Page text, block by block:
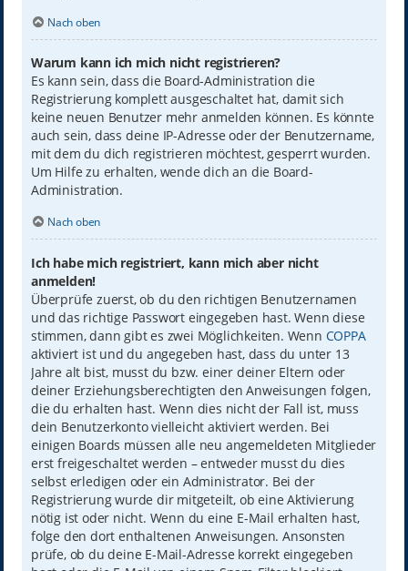
Nach oben
Warum kann ich mich nicht registrieren?
Es kann sein, dass die Board-Administration die
Registrierung komplett ausgeschaltet hat, damit sich
keine neuen Benutzer mehr anmelden können. Es könnte
auch sein, dass deine IP-Adresse oder der Benutzername,
mit dem du dich registrieren möchtest, gesperrt wurden.
Um Hilfe zu erhalten, wende dich an die Board-
Administration.
Nach oben
Ich habe mich registriert, kann mich aber nicht
anmelden!
Überprüfe zuerst, ob du den richtigen Benutzernamen
und das richtige Passwort eingegeben hast. Wenn diese
stimmen, dann gibt es zwei Möglichkeiten. Wenn COPPA
aktiviert ist und du angegeben hast, dass du unter 13
Jahre alt bist, musst du bzw. einer deiner Eltern oder
deiner Erziehungsberechtigten den Anweisungen folgen,
die du erhalten hast. Wenn dies nicht der Fall ist, muss
dein Benutzerkonto vielleicht aktiviert werden. Bei
einigen Boards müssen alle neu angemeldeten Mitglieder
erst freigeschaltet werden – entweder musst du dies
selbst erledigen oder ein Administrator. Bei der
Registrierung wurde dir mitgeteilt, ob eine Aktivierung
nötig ist oder nicht. Wenn du eine E-Mail erhalten hast,
folge den dort enthaltenen Anweisungen. Ansonsten
prüfe, ob du deine E-Mail-Adresse korrekt eingegeben